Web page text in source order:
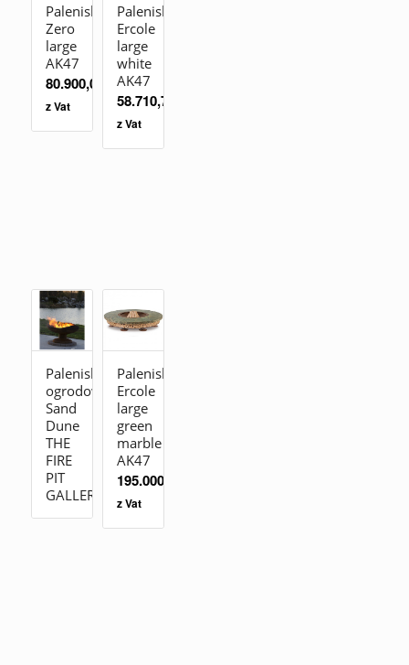
Palenisko
Zero
large
AK47
80.900,00
z Vat
Palenisko
Ercole
large
white
AK47
58.710,70
z Vat
Palenisko
ogrodowe
Sand
Dune
THE
FIRE
PIT
GALLERY
Palenisko
Ercole
large
green
marble
AK47
195.000,00
z Vat